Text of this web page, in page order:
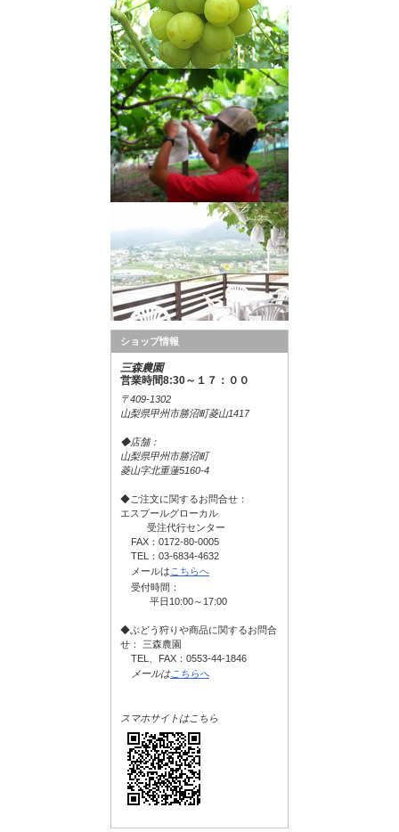
ショップ情報
三森農園
営業時間8:30～１７：００
〒409-1302
山梨県甲州市勝沼町菱山1417
◆店舗：
山梨県甲州市勝沼町
菱山字北重蓮5160-4
◆ご注文に関するお問合せ：
エスプールグローカル
受注代行センター
FAX：0172-80-0005
TEL：03-6834-4632
メールは こちらへ
受付時間：
平日10:00～17:00
◆ぶどう狩りや商品に関するお問合
せ： 三森農園
TEL、FAX：0553-44-1846
メールはこちらへ
スマホサイトはこちら